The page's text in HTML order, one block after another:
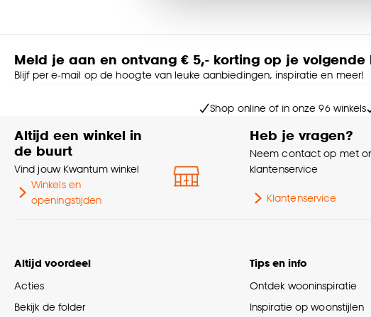
Meld je aan en ontvang € 5,- korting op je volgende
Blijf per e-mail op de hoogte van leuke aanbiedingen, inspiratie en meer!
Shop online of in onze 96 winkels
Altijd een winkel in
de buurt
Vind jouw Kwantum winkel
Winkels en
openingstijden
Heb je vragen?
Neem contact op met
klantenservice
Klantenservice
Altijd voordeel
Acties
Bekijk de folder
Tips en info
Ontdek wooninspiratie
Inspiratie op woonstijlen